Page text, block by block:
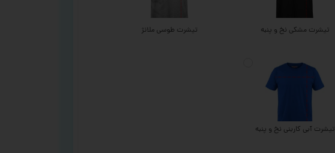
تیشرت مشکی نخ و پنبه تیشرت طوسی ملانژ
تیشرت آبی کاربنی نخ و پنبه